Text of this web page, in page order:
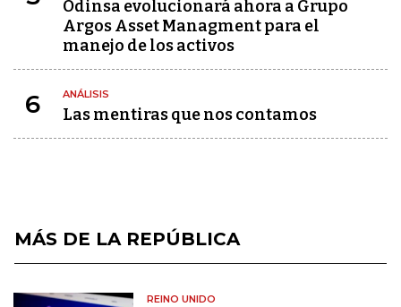
Odinsa evolucionará ahora a Grupo
Argos Asset Managment para el
manejo de los activos
6 ANÁLISIS
Las mentiras que nos contamos
MÁS DE LA REPÚBLICA
REINO UNIDO